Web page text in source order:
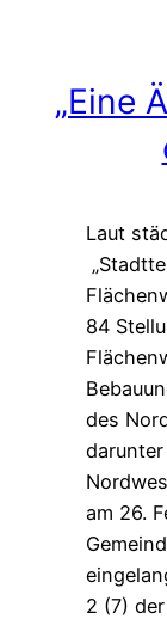
„Eine
Laut
84
des
am 26.
2 (7)